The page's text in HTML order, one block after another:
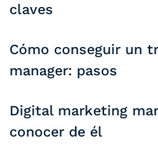
claves
Cómo conseguir un
manager: pasos
Digital marketing
conocer de él